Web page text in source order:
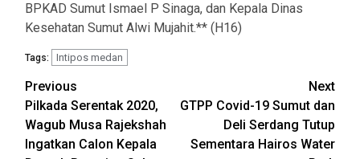
BPKAD Sumut Ismael P Sinaga, dan Kepala Dinas
Kesehatan Sumut Alwi Mujahit.** (H16)
Tags: Intipos medan
Post
navigation
Previous
Pilkada Serentak 2020,
Wagub Musa Rajekshah
Ingatkan Calon Kepala
Next
GTPP Covid-19 Sumut dan
Deli Serdang Tutup
Sementara Hairos Water